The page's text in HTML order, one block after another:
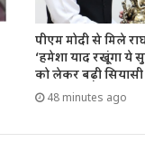
पीएम मोदी से मिले
‘हमेशा याद रखूंगा ये
को लेकर बढ़ी सियासी
48 minutes ago